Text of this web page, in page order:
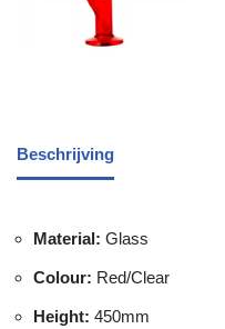
Beschrijving
Material: Glass
Colour: Red/Clear
Height: 450mm